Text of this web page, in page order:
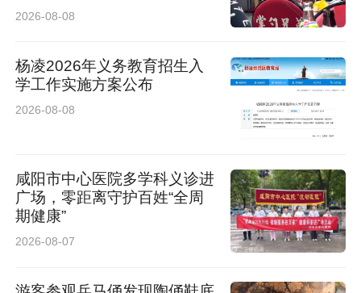
复杂的工况意味着严苛的施工考验。墩底施工场
梁的组合设计，对施工安全、工艺精度、操作规
范都提出了更高标准的要求。为破解施工瓶颈，
中铁十一局建设团队多次实地勘测、反复推演论
证，创新引入上承式智能悬灌造桥机开展施工，
这也是该工艺在陕北铁路建设中的首次应用。
相较于传统挂篮施工工艺，智能悬灌造桥机安全
2026-08-08
杨凌2026年义务教育招生入
学工作实施方案公布
2026-08-08
咸阳市中心医院多学科义诊进
广场，零距离守护百姓“全周
期健康”
2026-08-07